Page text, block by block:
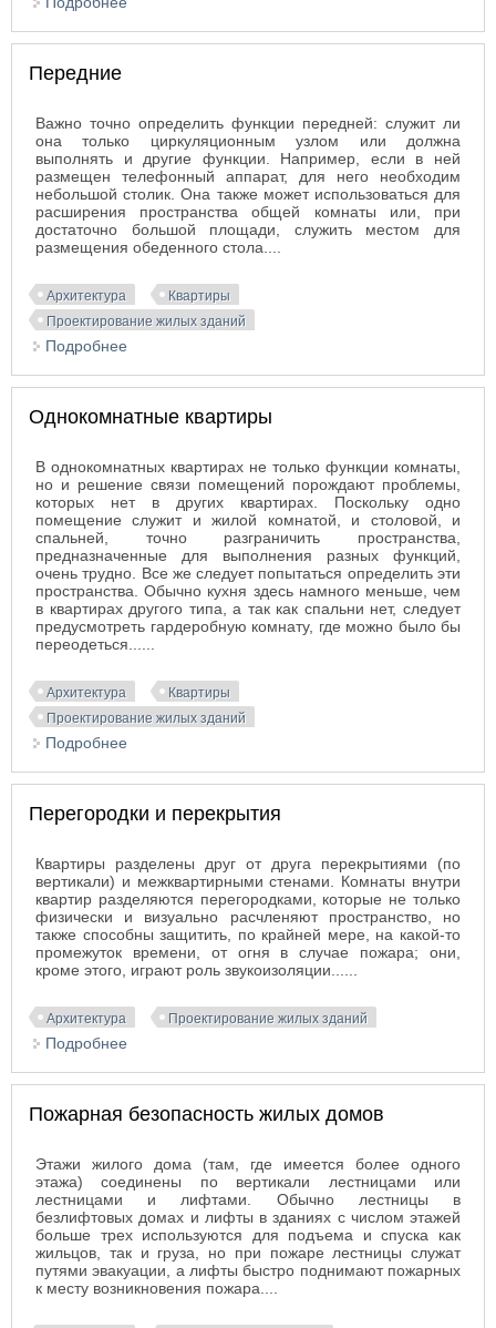
Передние
Важно точно определить функции передней: служит ли
она только циркуляционным узлом или должна
выполнять и другие функции. Например, если в ней
размещен телефонный аппарат, для него необходим
небольшой столик. Она также может использоваться для
расширения пространства общей комнаты или, при
достаточно большой площади, служить местом для
размещения обеденного стола....
Архитектура
Квартиры
Проектирование жилых зданий
Подробнее
Однокомнатные квартиры
В однокомнатных квартирах не только функции комнаты,
но и решение связи помещений порождают проблемы,
которых нет в других квартирах. Поскольку одно
помещение служит и жилой комнатой, и столовой, и
спальней, точно разграничить пространства,
предназначенные для выполнения разных функций,
очень трудно. Все же следует попытаться определить эти
пространства. Обычно кухня здесь намного меньше, чем
в квартирах другого типа, а так как спальни нет, следует
предусмотреть гардеробную комнату, где можно было бы
переодеться......
Архитектура
Квартиры
Проектирование жилых зданий
Подробнее
Перегородки и перекрытия
Квартиры разделены друг от друга перекрытиями (по
вертикали) и межквартирными стенами. Комнаты внутри
квартир разделяются перегородками, которые не только
физически и визуально расчленяют пространство, но
также способны защитить, по крайней мере, на какой-то
промежуток времени, от огня в случае пожара; они,
кроме этого, играют роль звукоизоляции......
Архитектура Проектирование жилых зданий
Подробнее
Пожарная безопасность жилых домов
Этажи жилого дома (там, где имеется более одного
этажа) соединены по вертикали лестницами или
лестницами и лифтами. Обычно лестницы в
безлифтовых домах и лифты в зданиях с числом этажей
больше трех используются для подъема и спуска как
жильцов, так и груза, но при пожаре лестницы служат
путями эвакуации, а лифты быстро поднимают пожарных
к месту возникновения пожара....